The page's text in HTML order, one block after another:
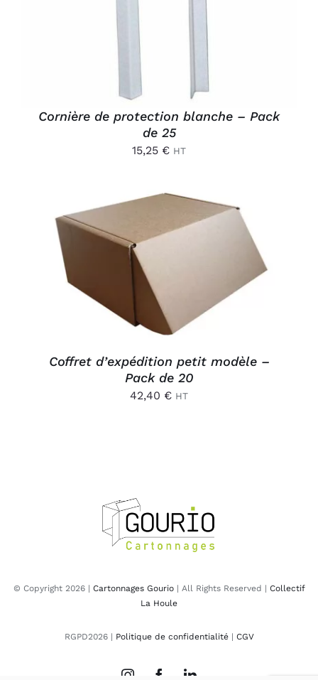
Cornière de protection blanche – Pack
de 25
15,25 € HT
AJOUTER AU PANIER
DÉTAILS
Coffret d’expédition petit modèle –
Pack de 20
42,40 € HT
© Copyright 2026 | Cartonnages Gourio| All Rights Reserved | Collectif
La Houle
RGPD2026 | Politique de confidentialité| CGV